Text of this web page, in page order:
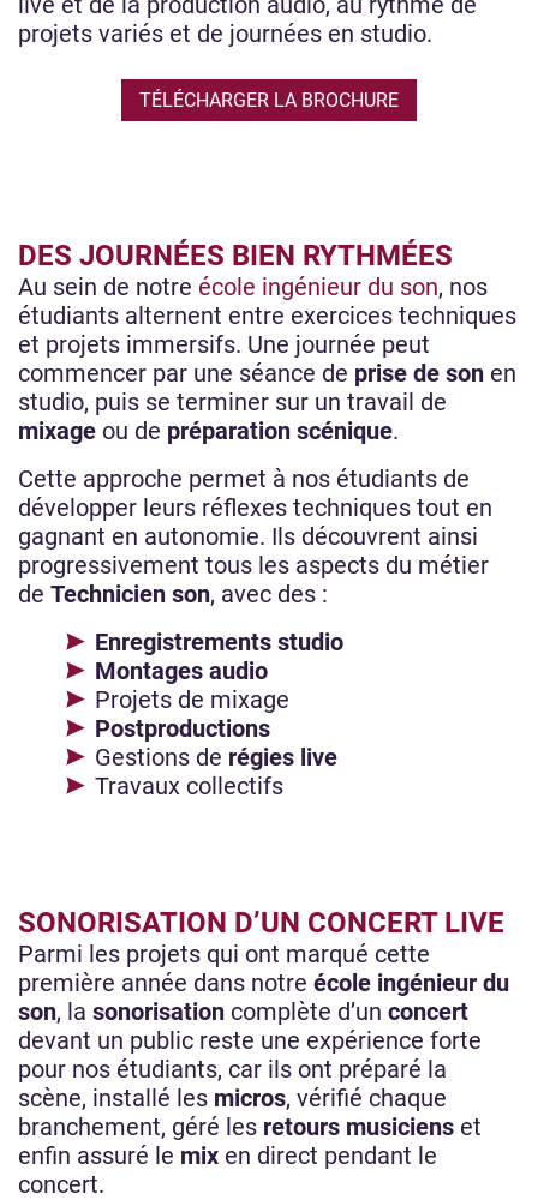
projets variés et de journées en studio.
TÉLÉCHARGER LA BROCHURE
DES JOURNÉES BIEN RYTHMÉES
Au sein de notre école ingénieur du son, nos
étudiants alternent entre exercices techniques
et projets immersifs. Une journée peut
commencer par une séance de prise de son en
studio, puis se terminer sur un travail de
mixage ou de préparation scénique.
Cette approche permet à nos étudiants de
développer leurs réflexes techniques tout en
gagnant en autonomie. Ils découvrent ainsi
progressivement tous les aspects du métier
de Technicien son, avec des :
Enregistrements studio
Montages audio
Projets de mixage
Postproductions
Gestions de régies live
Travaux collectifs
SONORISATION D’UN CONCERT LIVE
Parmi les projets qui ont marqué cette
première année dans notre école ingénieur du
son, la sonorisation complète d’un concert
devant un public reste une expérience forte
pour nos étudiants, car ils ont préparé la
scène, installé les micros, vérifié chaque
branchement, géré les retours musiciens et
enfin assuré le mix en direct pendant le
concert.